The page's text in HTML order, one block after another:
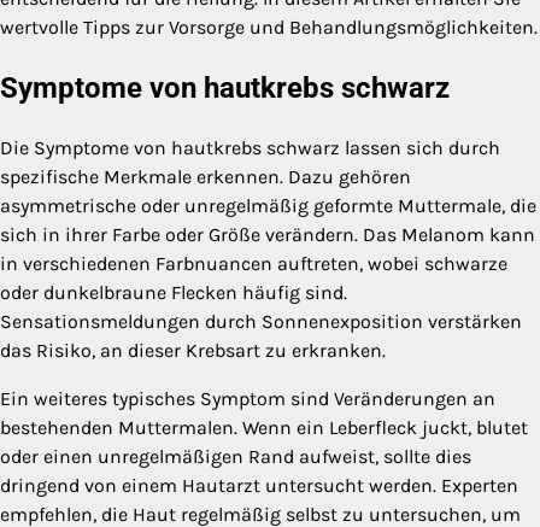
wertvolle Tipps zur Vorsorge und Behandlungsmöglichkeiten.
Symptome von hautkrebs schwarz
Die Symptome von hautkrebs schwarz lassen sich durch
spezifische Merkmale erkennen. Dazu gehören
asymmetrische oder unregelmäßig geformte Muttermale, die
sich in ihrer Farbe oder Größe verändern. Das Melanom kann
in verschiedenen Farbnuancen auftreten, wobei schwarze
oder dunkelbraune Flecken häufig sind.
Sensationsmeldungen durch Sonnenexposition verstärken
das Risiko, an dieser Krebsart zu erkranken.
Ein weiteres typisches Symptom sind Veränderungen an
bestehenden Muttermalen. Wenn ein Leberfleck juckt, blutet
oder einen unregelmäßigen Rand aufweist, sollte dies
dringend von einem Hautarzt untersucht werden. Experten
empfehlen, die Haut regelmäßig selbst zu untersuchen, um